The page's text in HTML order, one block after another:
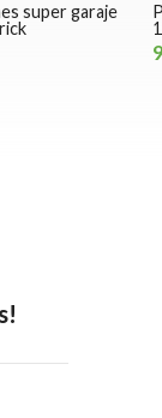
mapa animales